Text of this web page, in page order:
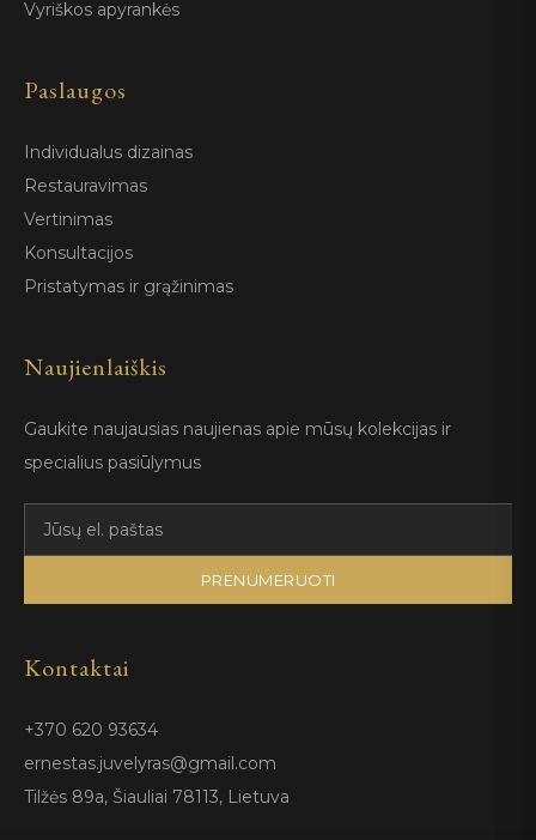
Vyriškos apyrankės
Paslaugos
Individualus dizainas
Restauravimas
Vertinimas
Konsultacijos
Pristatymas ir grąžinimas
Naujienlaiškis
Gaukite naujausias naujienas apie mūsų kolekcijas ir
specialius pasiūlymus
PRENUMERUOTI
Kontaktai
+370 620 93634
ernestas.juvelyras@gmail.com
Tilžės 89a, Šiauliai 78113, Lietuva